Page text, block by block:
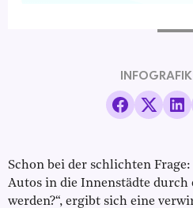
Schon bei der schlichten
Autos in die Innenstädte durch
werden?“, ergibt sich eine